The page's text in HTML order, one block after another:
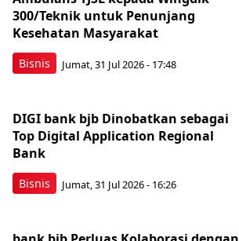
Bisnis
300/Teknik untuk Penunjang
Kesehatan Masyarakat
Jumat, 31 Jul 2026 - 17:48
Bisnis
DIGI bank bjb Dinobatkan sebagai
Top Digital Application Regional
Bank
Jumat, 31 Jul 2026 - 16:26